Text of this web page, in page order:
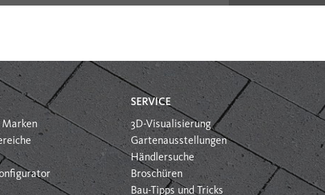
Marken
SERVICE
3D-Visualisierung
Gartenausstellungen
Händlersuche
Broschüren
Bau-Tipps und Tricks